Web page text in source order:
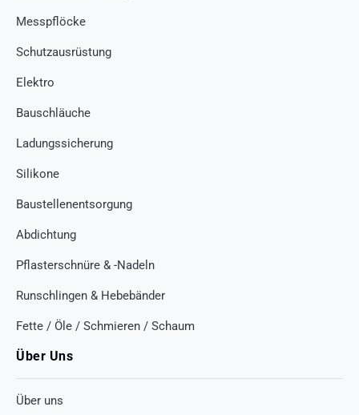
Messpflöcke
Schutzausrüstung
Elektro
Bauschläuche
Ladungssicherung
Silikone
Baustellenentsorgung
Abdichtung
Pflasterschnüre & -Nadeln
Runschlingen & Hebebänder
Fette / Öle / Schmieren / Schaum
Über Uns
Über uns